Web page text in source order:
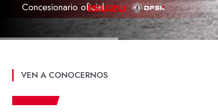
Concesionario oficial
VEN A CONOCERNOS